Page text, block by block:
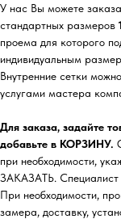
У нас Вы можете
стандартных размеров
проема для которого
индивидуальным
Внутренние сетки
услугами мастера
Для заказа, задайте
добавьте в КОРЗИНУ.
при необходимости,
ЗАКАЗАТЬ. Специалист
При необходимости,
замера, доставку,